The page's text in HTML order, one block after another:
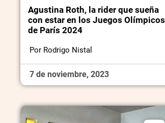
Agustina Roth, la rider que sueña
con estar en los Juegos Olímpicos
de París 2024
Por Rodrigo Nistal
7 de noviembre, 2023